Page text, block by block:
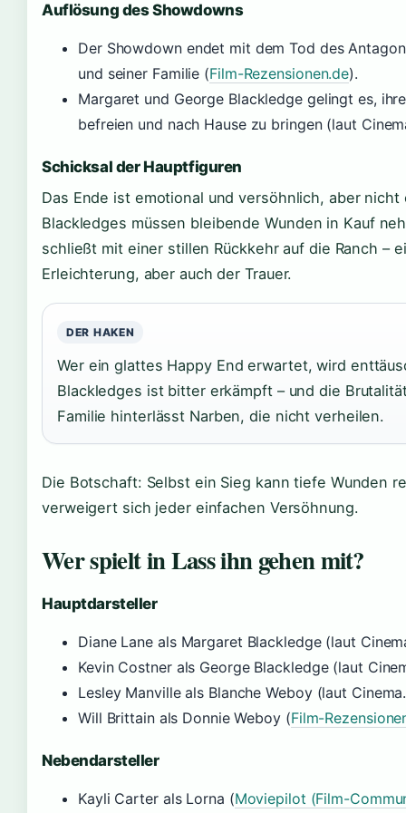
Auflösung des Showdowns
Der Showdown endet mit dem Tod des
und seiner Familie (Film-Rezensionen.de).
Margaret und George Blackledge gelingt es,
befreien und nach Hause zu bringen (laut
Schicksal der Hauptfiguren
Das Ende ist emotional und versöhnlich, aber nicht
Blackledges müssen bleibende Wunden in Kauf
schließt mit einer stillen Rückkehr auf die Ranch –
Erleichterung, aber auch der Trauer.
DER HAKEN
Wer ein glattes Happy End erwartet, wird
Blackledges ist bitter erkämpft – und die
Familie hinterlässt Narben, die nicht verheilen.
Die Botschaft: Selbst ein Sieg kann tiefe Wunden
verweigert sich jeder einfachen Versöhnung.
Wer spielt in Lass ihn gehen mit?
Hauptdarsteller
Diane Lane als Margaret Blackledge (laut
Kevin Costner als George Blackledge (laut
Lesley Manville als Blanche Weboy (laut
Will Brittain als Donnie Weboy (Film-
Nebendarsteller
Kayli Carter als Lorna (Moviepilot (Film-